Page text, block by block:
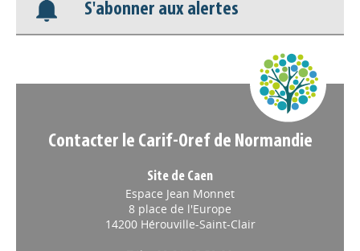
Appels à projets
Site de Caen
Espace Jean Monnet
8 place de l'Europe